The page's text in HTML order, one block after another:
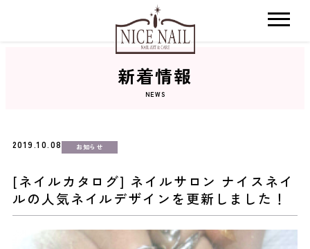
おすすめクーポン
新着情報
NEWS
2019.10.08 お知らせ
[ネイルカタログ] ネイルサロン ナイスネイ
ルの人気ネイルデザインを更新しました！